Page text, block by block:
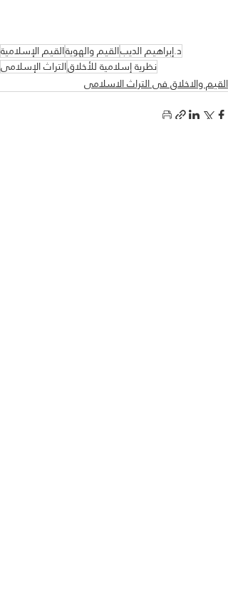
د.إبراهيم الديبالقيم والهويةالقيم الإسلامية
نظرية إسلامية للأخلاقالتراث الإسلامي
القيم والاخلاق فى التراث الاسلامى